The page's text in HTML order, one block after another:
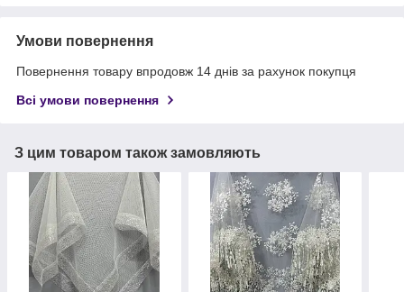
Умови повернення
Повернення товару впродовж 14 днів за рахунок покупця
Всі умови повернення
З цим товаром також замовляють